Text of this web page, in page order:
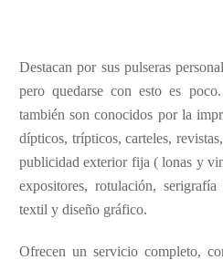
Destacan por sus pulseras
pero quedarse con esto es
también son conocidos por la
dípticos, trípticos, carteles,
publicidad exterior fija ( lonas y
expositores, rotulación,
textil y diseño gráfico.
Ofrecen un servicio completo,